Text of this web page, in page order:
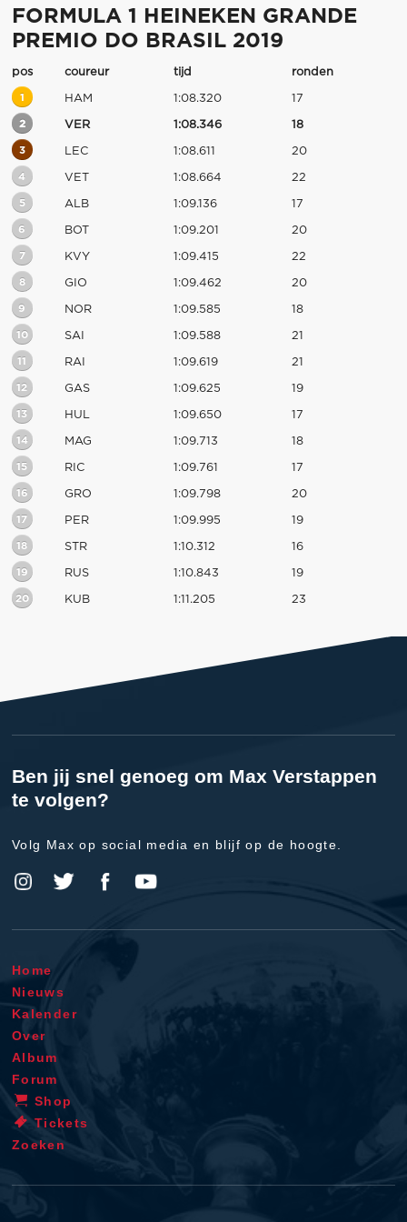
FORMULA 1 HEINEKEN GRANDE
PREMIO DO BRASIL 2019
pos coureur tijd ronden
1 HAM 1:08.320 17
2 VER 1:08.346 18
3 LEC 1:08.611 20
4 VET 1:08.664 22
5 ALB 1:09.136 17
6 BOT 1:09.201 20
7 KVY 1:09.415 22
8 GIO 1:09.462 20
9 NOR 1:09.585 18
10 SAI 1:09.588 21
11 RAI 1:09.619 21
12 GAS 1:09.625 19
13 HUL 1:09.650 17
14 MAG 1:09.713 18
15 RIC 1:09.761 17
16 GRO 1:09.798 20
17 PER 1:09.995 19
18 STR 1:10.312 16
19 RUS 1:10.843 19
20 KUB 1:11.205 23
Ben jij snel genoeg om Max Verstappen
te volgen?
Volg Max op social media en blijf op de hoogte.
Home
Nieuws
Kalender
Over
Album
Forum
Shop
Tickets
Zoeken